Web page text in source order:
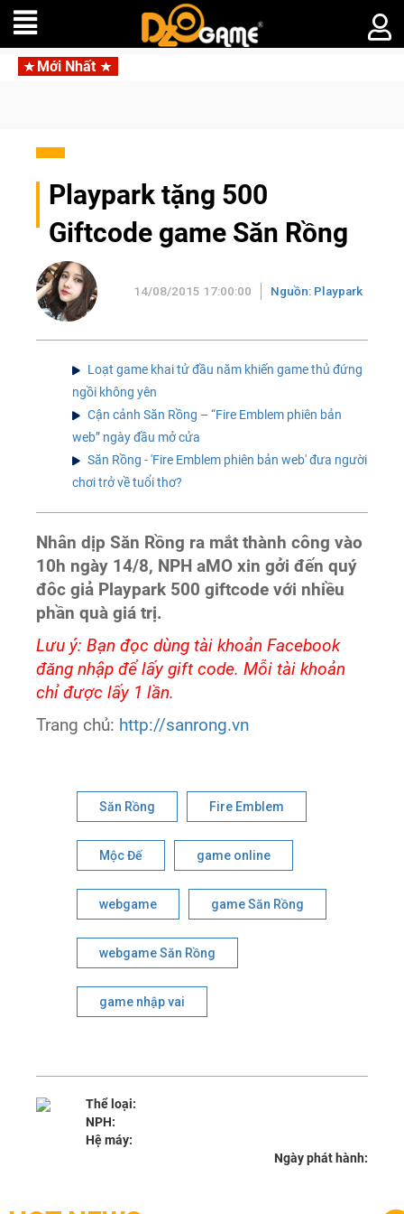
Mới Nhất
Mafia
Playpark tặng 500
Giftcode game Săn Rồng
14/08/2015 17:00:00 Nguồn: Playpark
Loạt game khai tử đầu năm khiến game thủ đứng
ngồi không yên
Cận cảnh Săn Rồng – “Fire Emblem phiên bản
web” ngày đầu mở cửa
Săn Rồng - 'Fire Emblem phiên bản web' đưa người
chơi trở về tuổi thơ?
Nhân dịp Săn Rồng ra mắt thành công vào
10h ngày 14/8, NPH aMO xin gởi đến quý
đôc giả Playpark 500 giftcode với nhiều
phần quà giá trị.
Lưu ý: Bạn đọc dùng tài khoản Facebook
đăng nhập để lấy gift code. Mỗi tài khoản
chỉ được lấy 1 lần.
Trang chủ: http://sanrong.vn
Săn Rồng Fire Emblem
Mộc Đế game online
webgame game Săn Rồng
webgame Săn Rồng
game nhập vai
Thể loại:
NPH:
Hệ máy:
Ngày phát hành: